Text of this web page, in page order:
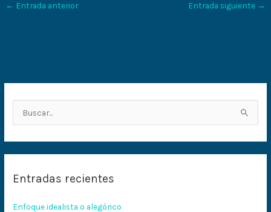
← Entrada anterior Entrada siguiente →
a
Entradas recientes
Enfoque idealista o alegórico